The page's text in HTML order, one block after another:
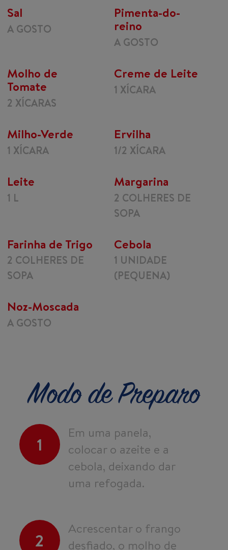
Sal
A GOSTO
Pimenta-do-
reino
A GOSTO
Molho de
Tomate
2 XÍCARAS
Creme de Leite
1 XÍCARA
Milho-Verde
1 XÍCARA
Ervilha
1/2 XÍCARA
Leite
1 L
Margarina
2 COLHERES DE
SOPA
Farinha de Trigo
2 COLHERES DE
SOPA
Cebola
1 UNIDADE
(PEQUENA)
Noz-Moscada
A GOSTO
Modo de Preparo
1
Em uma panela,
colocar o azeite e a
cebola, deixando dar
uma refogada.
2
Acrescentar o frango
desfiado, o molho de